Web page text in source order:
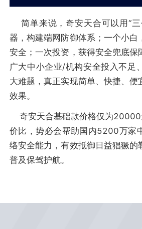
简单来说，奇安天合可以用“三
器，构建端网防御体系；一个小白
安全；一次投资，获得安全兜底保
广大中小企业/机构安全投入不足
大难题，真正实现简单、快捷、便
效果。
奇安天合基础款价格仅为20000
价比，势必会帮助国内5200万家
络安全能力，有效抵御日益猖獗的
普及保驾护航。